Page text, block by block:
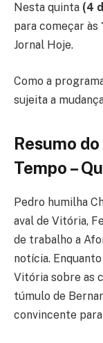
Nesta quinta (4
para começar às
Jornal Hoje.
Como a
sujeita a
Resumo
Tempo –
Pedro humilha
aval de Vitória,
de trabalho a
notícia.
Vitória sobre as
túmulo de
convincente